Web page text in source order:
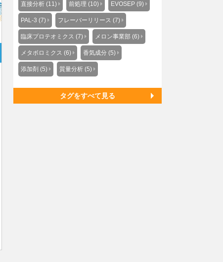
直接分析 (11) 前処理 (10) EVOSEP (9)
PAL-3 (7) フレーバーリリース (7)
臨床プロテオミクス (7) メロン事業部 (6)
メタボロミクス (6) 香気成分 (5)
添加剤 (5) 質量分析 (5)
タグをすべて見る